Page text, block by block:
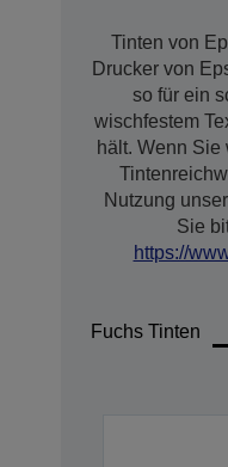
Tinten von
Drucker von
so für ein
wischfestem
hält. Wenn Sie
Nutzung
Sie
https://
Fuchs Tinten